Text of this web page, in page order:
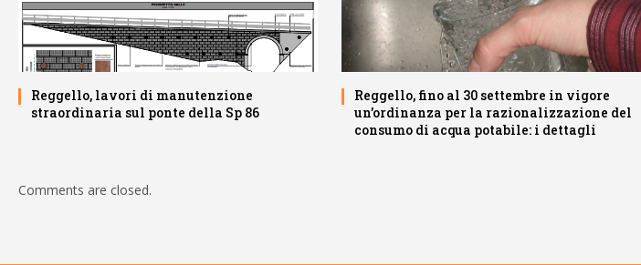
Reggello, lavori di manutenzione
straordinaria sul ponte della Sp 86
Reggello, fino al 30 settembre in vigore
un’ordinanza per la razionalizzazione del
consumo di acqua potabile: i dettagli
Comments are closed.